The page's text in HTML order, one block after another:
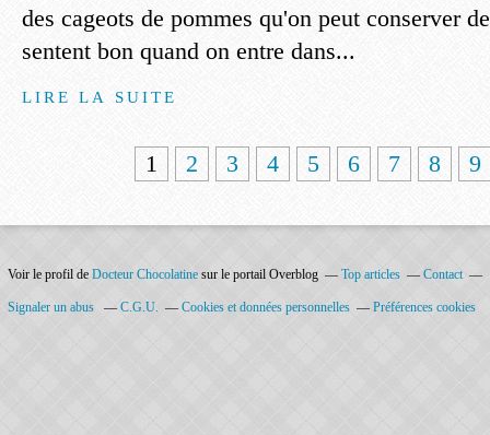
des cageots de pommes qu'on peut conserver
sentent bon quand on entre dans...
LIRE LA SUITE
1 2 3 4 5 6 7 8 9
Voir le profil de Docteur Chocolatine sur le portail Overblog Top articles Contact
Signaler un abus C.G.U. Cookies et données personnelles Préférences cookies